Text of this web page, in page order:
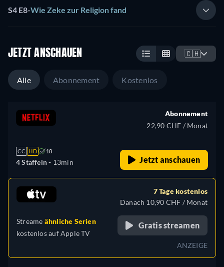
S4 E8-Wie Zeke zur Religion fand
JETZT ANSCHAUEN 🇨🇭
Alle Abonnement Kostenlos
CC HD 18
4 Staffeln - 13min
Abonnement
22,90 CHF / Monat
Jetzt anschauen
Streame ähnliche Serien
kostenlos aufApple TV
7 Tage kostenlos
Danach 10,90 CHF / Monat
Gratis streamen
ANZEIGE